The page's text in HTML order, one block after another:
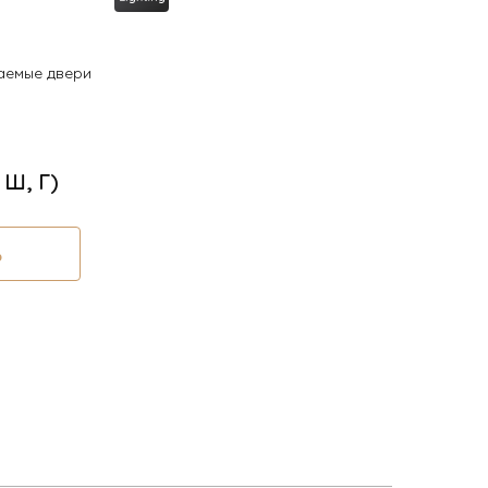
двери
Ш, Г)